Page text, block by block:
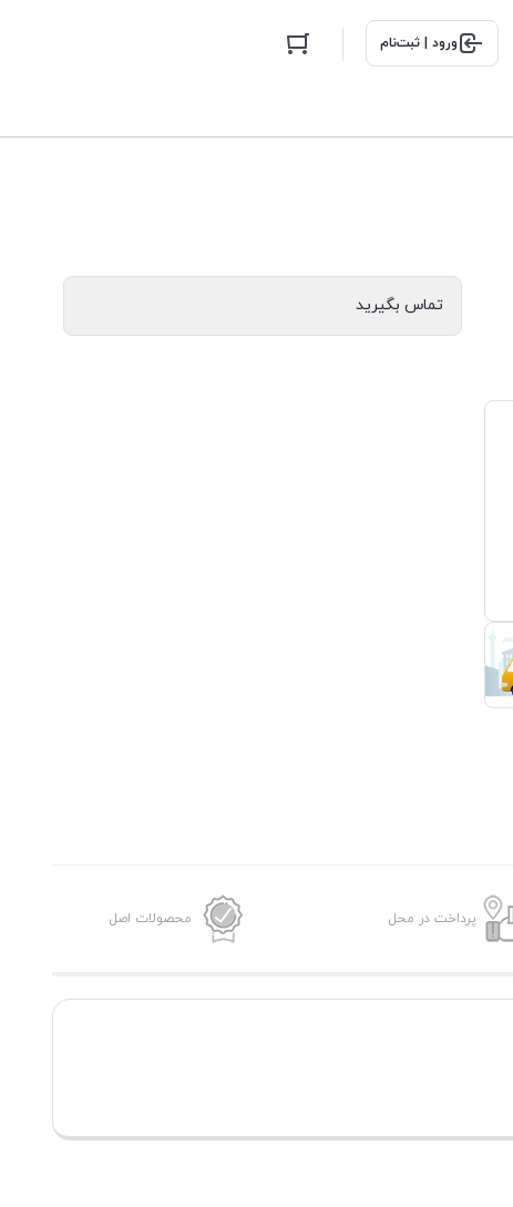
ورود | ثبت‌نام
تماس بگیرید
پرداخت در محل محصولات اصل